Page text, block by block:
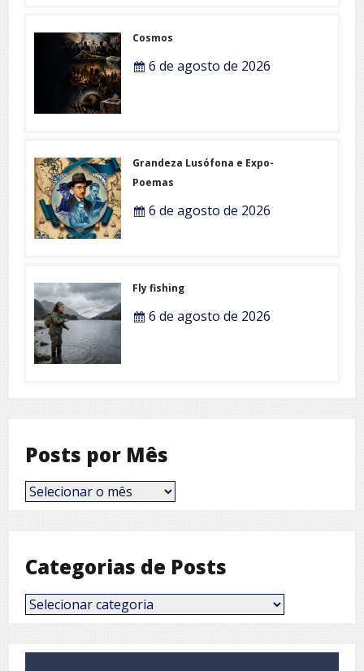
Cosmos
6 de agosto de 2026
Grandeza Lusófona e Expo-
Poemas
6 de agosto de 2026
Fly fishing
6 de agosto de 2026
Posts por Mês
Posts
por
Categorias de Posts
Categorias
de